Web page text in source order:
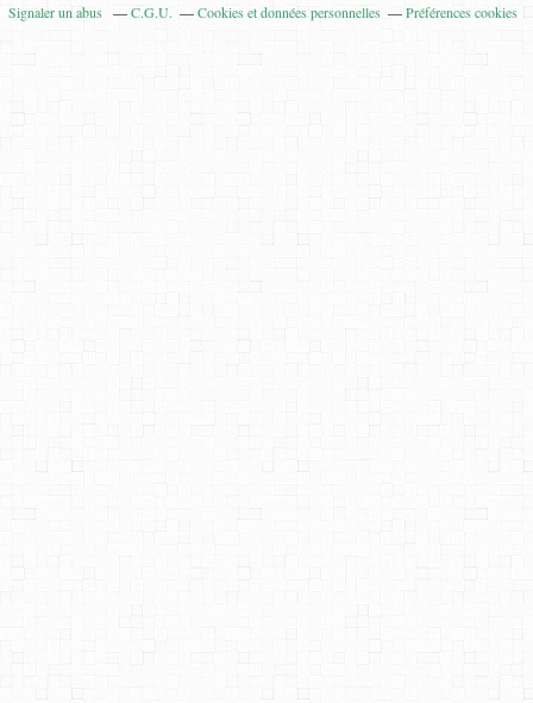
Signaler un abus
C.G.U. Cookies et données personnelles Préférences cookies